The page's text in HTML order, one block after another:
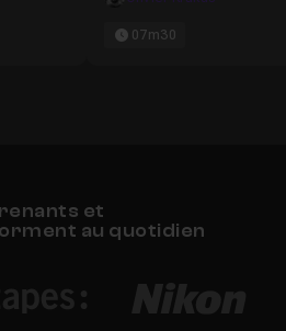
07m30
et
au quotidien